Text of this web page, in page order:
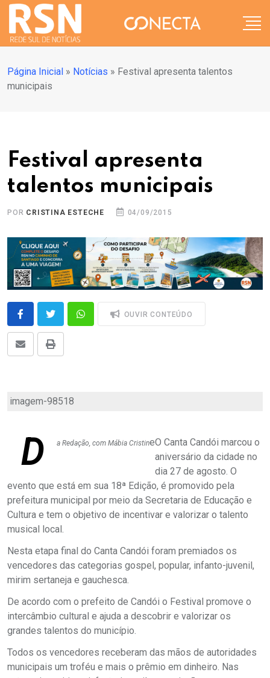
Página Inicial » Notícias » Festival apresenta talentos
municipais
Festival apresenta
talentos municipais
POR CRISTINA ESTECHE 04/09/2015
OUVIR CONTEÚDO
imagem-98518
D a Redação, com Mábia CristineO Canta Candói marcou o
aniversário da cidade no
dia 27 de agosto. O
evento que está em sua 18ª Edição, é promovido pela
prefeitura municipal por meio da Secretaria de Educação e
Cultura e tem o objetivo de incentivar e valorizar o talento
musical local.
Nesta etapa final do Canta Candói foram premiados os
vencedores das categorias gospel, popular, infanto-juvenil,
mirim sertaneja e gauchesca.
De acordo com o prefeito de Candói o Festival promove o
intercâmbio cultural e ajuda a descobrir e valorizar os
grandes talentos do município.
Todos os vencedores receberam das mãos de autoridades
municipais um troféu e mais o prêmio em dinheiro. Nas